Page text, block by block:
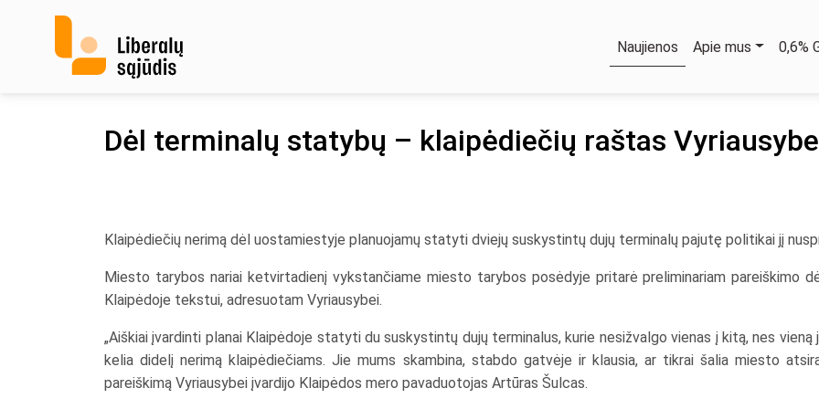
Naujienos Apie mus 0,6%
Dėl terminalų statybų – klaipėdiečių raštas
Klaipėdiečių nerimą dėl uostamiestyje planuojamų statyti dviejų suskystintų dujų terminalų pajutę politikai jį
Miesto tarybos nariai ketvirtadienį vykstančiame miesto tarybos posėdyje pritarė preliminariam pareiškimo
Klaipėdoje tekstui, adresuotam Vyriausybei.
„Aiškiai įvardinti planai Klaipėdoje statyti du suskystintų dujų terminalus, kurie nesižvalgo vienas į kitą, nes
kelia didelį nerimą klaipėdiečiams. Jie mums skambina, stabdo gatvėje ir klausia, ar tikrai šalia miesto
pareiškimą Vyriausybei įvardijo Klaipėdos mero pavaduotojas Artūras Šulcas.